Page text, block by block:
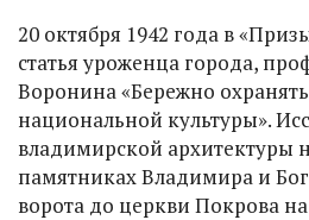
20 октября 1942 года в
статья уроженца города,
Воронина «Бережно
национальной культуры».
владимирской архитектуры
памятниках Владимира и
ворота до церкви Покрова